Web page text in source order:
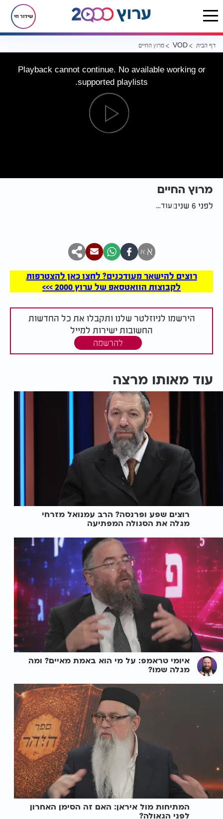
שידור חי
דף הבית VOD מרוץ החיים
Playback cannot continue. No available working or
supported playlists.
מרוץ החיים
לפני 6 שנים עוד...
א א
רוצים להישאר מעודכנים? לחצו כאן להצטרפות
לקבוצות הוואטסאפ של ערוץ 2000 >>>
הירשמו לניוזלטר שלנו ותקבלו את כל החדשות
החשובות ישירות למייל
להרשמה
עוד מאותו מרצה
רוצים שפע ופרנסה? הרב עמנואל מזרחי
מגלה את הסגולה המפתיעה
איומי טראמפ: על מי הוא באמת מאיים? ומה
מגלה שמו?
המתיחות מול איראן: האם זה הסימן האחרון
לפני הגאולה?